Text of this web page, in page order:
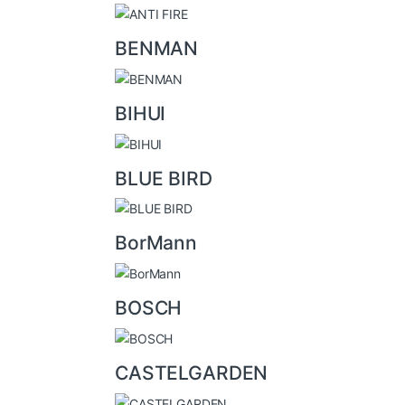
BENMAN
BIHUI
BLUE BIRD
BorMann
BOSCH
CASTELGARDEN